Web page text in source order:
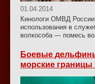
01.04.2014
Кинологи ОМВД
использования в
волкособа — помесь
Боевые
морские границы